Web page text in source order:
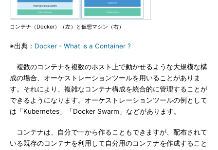
コンテナ（Docker）（左）と仮想マシン（右）
※出典： Docker - What is a Container ?
複数のコンテナを複数のホスト上で動かせるような大規模な構
成の場合、オーケストレーションツールを用いることがありま
す。それにより、複雑なコンテナ構成を統合的に管理することが
できるようになります。オーケストレーションツールの例として
は「Kubernetes」「Docker Swarm」などがあります。
コンテナは、自分で一から作ることもできますが、配布されて
いる既存のコンテナを利用して自分用のコンテナを作成すること